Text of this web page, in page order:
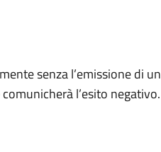
senza l’emissione di un
l’esito negativo.